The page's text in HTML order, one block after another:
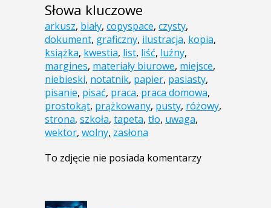
Słowa kluczowe
arkusz, biały, copyspace, czysty,
dokument, graficzny, ilustracja, kopia,
książka, kwestia, list, liść, luźny,
margines, materiały biurowe, miejsce,
niebieski, notatnik, papier, pasiasty,
pisanie, pisać, praca, praca domowa,
prostokąt, prążkowany, pusty, różowy,
strona, szkoła, tapeta, tło, uwaga,
wektor, wolny, zasłona
To zdjęcie nie posiada komentarzy